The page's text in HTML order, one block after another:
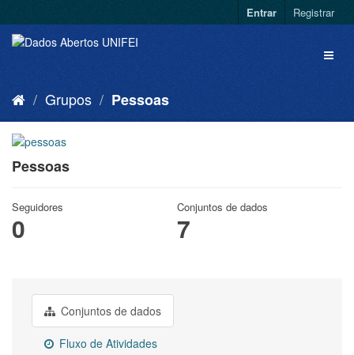
Entrar Registrar
Grupos Pessoas
Pessoas
Seguidores
0
Conjuntos de dados
7
Conjuntos de dados
Fluxo de Atividades